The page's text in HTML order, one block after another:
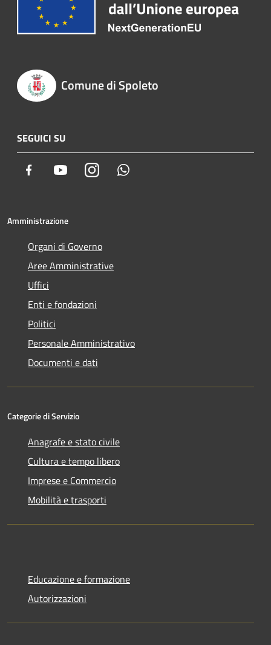
Comune di Spoleto
SEGUICI SU
Facebook YoutubeInstagram
Amministrazione
Organi di Governo
Aree Amministrative
Uffici
Enti e fondazioni
Politici
Personale Amministrativo
Documenti e dati
Categorie di Servizio
Anagrafe e stato civile
Cultura e tempo libero
Imprese e Commercio
Mobilità e trasporti
Educazione e formazione
Autorizzazioni